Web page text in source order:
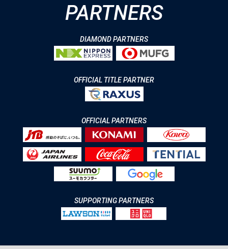
PARTNERS
DIAMOND PARTNERS
OFFICIAL TITLE PARTNER
OFFICIAL PARTNERS
SUPPORTING PARTNERS